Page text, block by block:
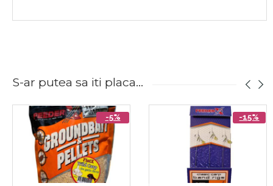
S-ar putea sa iti placa...
-5% -15%